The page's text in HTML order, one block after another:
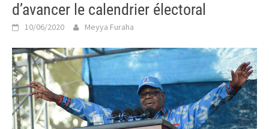
d’avancer le calendrier électoral
10/06/2020 Meyya Furaha